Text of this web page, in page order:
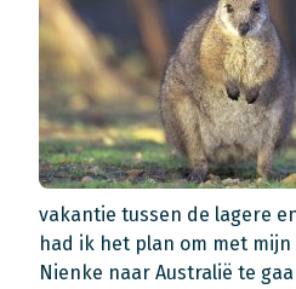
vakantie tussen de lagere
had ik het plan om met
Nienke naar Australië te